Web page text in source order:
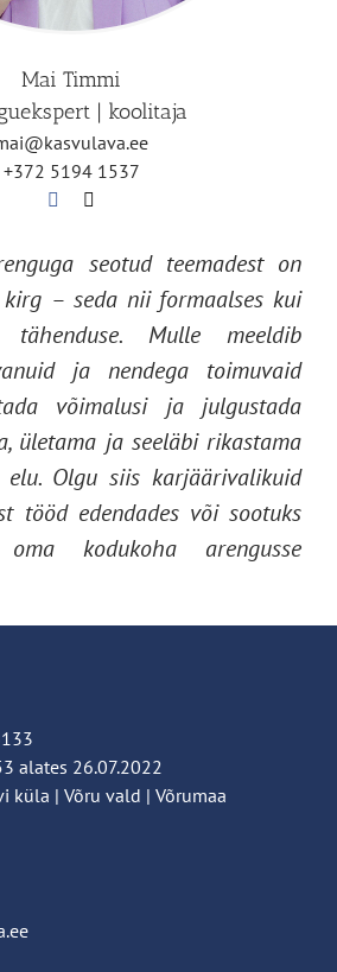
Mai Timmi
| koolitaja
+372 5194 1537
seotud teemadest on
– seda nii formaalses kui
tähenduse. Mulle meeldib
ja nendega toimuvaid
võimalusi ja julgustada
ületama ja seeläbi rikastama
elu. Olgu siis karjäärivalikuid
tööd edendades või sootuks
oma kodukoha arengusse
alates 26.07.2022
küla | Võru vald | Võrumaa